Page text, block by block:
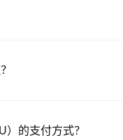
的支付方式？